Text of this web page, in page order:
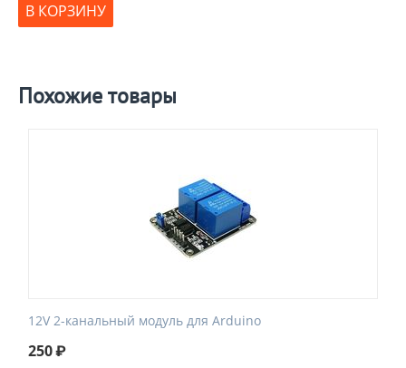
В КОРЗИНУ
Похожие товары
12V 2-канальный модуль для Arduino
250₽